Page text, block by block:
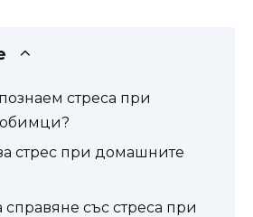
стреса при
стрес при домашните
справяне със стреса при